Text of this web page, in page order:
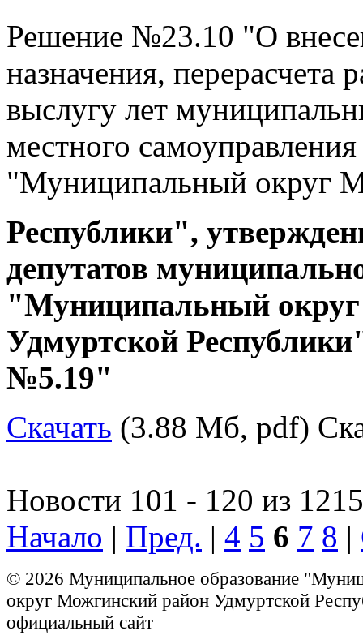
Решение №23.10 "О
назначения, перерасчета
выслугу лет
местного
"Муниципальный округ
Республики",
депутатов
"Муниципальный
Удмуртской
№5.19"
Скачать (3.88 Мб, pdf)
Новости 101 - 120 из 1215
Начало | Пред. | 4 5 6 7 8 |
© 2026 Муниципальное образование
округ Можгинский район Удмуртской
официальный сайт